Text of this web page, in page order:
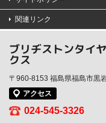
関連リンク
ブリヂストンタイ
クス
〒960-8153 福島県福島市黒
アクセス
024-545-3326